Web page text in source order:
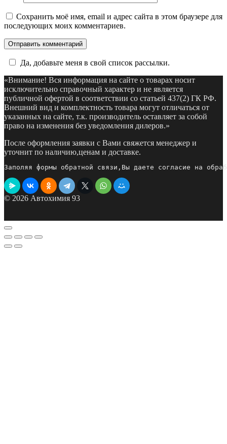
Сохранить моё имя, email и адрес сайта в этом браузере для
последующих моих комментариев.
Да, добавьте меня в свой список рассылки.
«Внимание! Вся информация на сайте о товарах носит
исключительно справочный характер и не является
публичной офертой в соответствии со статьей 437(2) ГК РФ.
Внешний вид и комплектность товара могут отличаться от
указанных на сайте, т.к. производитель оставляет за собой
право на изменения без уведомления дилеров.»
После оформления заявки с Вами свяжется менеджер и
уточнит по наличию,ценам и доставке.
Заполяя формы обратной связи,Вы даете согласие на
© 2026 Автохимия 93